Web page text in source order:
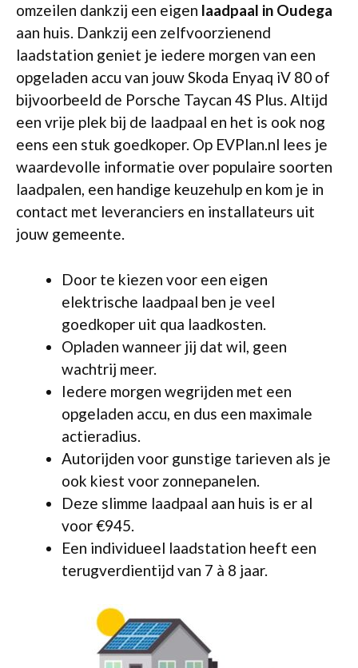
omzeilen dankzij een eigen laadpaal in Oudega
aan huis. Dankzij een zelfvoorzienend
laadstation geniet je iedere morgen van een
opgeladen accu van jouw Skoda Enyaq iV 80 of
bijvoorbeeld de Porsche Taycan 4S Plus. Altijd
een vrije plek bij de laadpaal en het is ook nog
eens een stuk goedkoper. Op EVPlan.nl lees je
waardevolle informatie over populaire soorten
laadpalen, een handige keuzehulp en kom je in
contact met leveranciers en installateurs uit
jouw gemeente.
Door te kiezen voor een eigen
elektrische laadpaal ben je veel
goedkoper uit qua laadkosten.
Opladen wanneer jij dat wil, geen
wachtrij meer.
Iedere morgen wegrijden met een
opgeladen accu, en dus een maximale
actieradius.
Autorijden voor gunstige tarieven als je
ook kiest voor zonnepanelen.
Deze slimme laadpaal aan huis is er al
voor €945.
Een individueel laadstation heeft een
terugverdientijd van 7 à 8 jaar.